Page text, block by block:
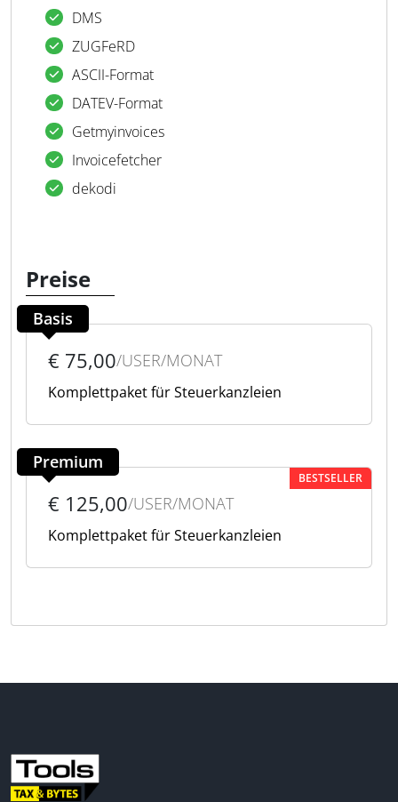
DMS
ZUGFeRD
ASCII-Format
DATEV-Format
Getmyinvoices
Invoicefetcher
dekodi
Preise
Basis
€ 75,00/USER/MONAT
Komplettpaket für Steuerkanzleien
Premium
BESTSELLER
€ 125,00/USER/MONAT
Komplettpaket für Steuerkanzleien